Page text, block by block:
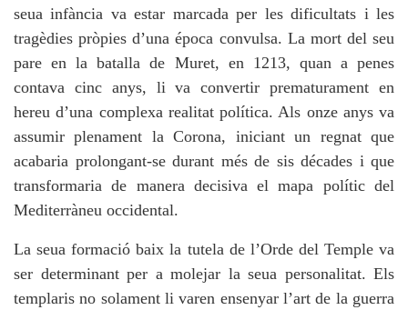
seua infància va estar marcada per les dificultats i les
tragèdies pròpies d’una época convulsa. La mort del seu
pare en la batalla de Muret, en 1213, quan a penes
contava cinc anys, li va convertir prematurament en
hereu d’una complexa realitat política. Als onze anys va
assumir plenament la Corona, iniciant un regnat que
acabaria prolongant-se durant més de sis décades i que
transformaria de manera decisiva el mapa polític del
Mediterràneu occidental.
La seua formació baix la tutela de l’Orde del Temple va
ser determinant per a molejar la seua personalitat. Els
templaris no solament li varen ensenyar l’art de la guerra